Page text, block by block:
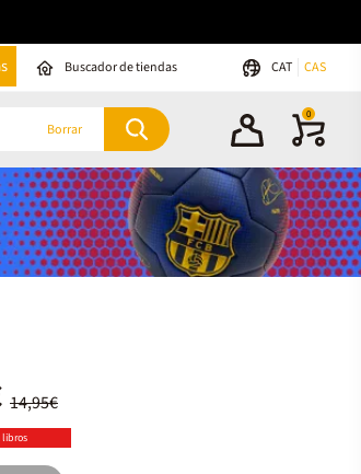
Buscador de tiendas CAT CAS
Borrar
0
14,95€
libros